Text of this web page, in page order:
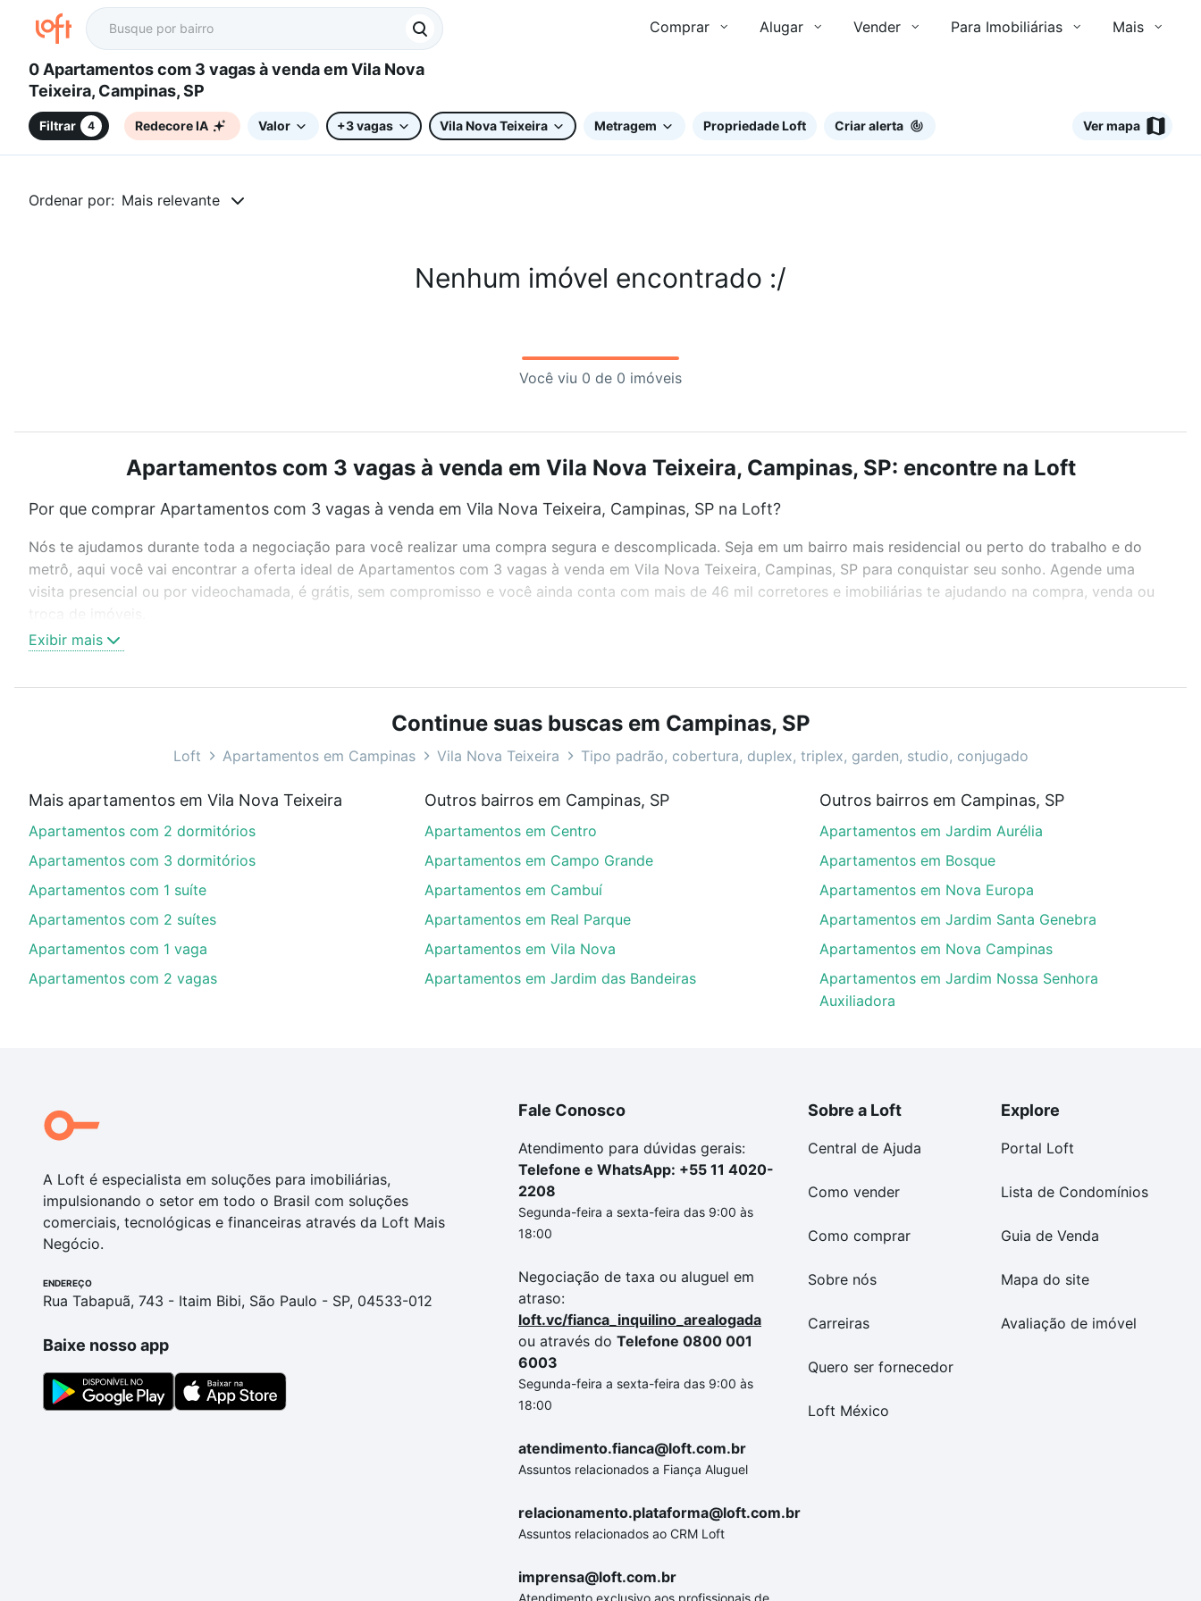
Comprar Alugar Vender Para Imobiliárias Mais
0 Apartamentos com 3 vagas à venda em Vila Nova
Teixeira, Campinas, SP
Filtrar 4 Redecore IA Valor +3 vagas Vila Nova Teixeira Metragem Propriedade Loft Criar alerta Ver mapa
Ordenar por: Mais relevante
Nenhum imóvel encontrado :/
Você viu 0 de 0 imóveis
Apartamentos com 3 vagas à venda em Vila Nova Teixeira, Campinas, SP: encontre na Loft
Por que comprar Apartamentos com 3 vagas à venda em Vila Nova Teixeira, Campinas, SP na Loft?
Nós te ajudamos durante toda a negociação para você realizar uma compra segura e descomplicada. Seja em um bairro mais residencial ou perto do trabalho e do
metrô, aqui você vai encontrar a oferta ideal de Apartamentos com 3 vagas à venda em Vila Nova Teixeira, Campinas, SP para conquistar seu sonho. Agende uma
visita presencial ou por videochamada, é grátis, sem compromisso e você ainda conta com mais de 46 mil corretores e imobiliárias te ajudando na compra, venda ou
Como escolher um imóvel?
Use barra de busca no topo para pesquisar por ruas, bairros e até condomínios favoritos. Você também pode usar os filtros como quantidade de quartos, suítes, com
ou sem vaga de garagem para combinar perfeitamente com o preço, metragem e comodidades, como piscina, academia, salão de festas ou área verde e encontrar
Apartamentos com 3 vagas à venda em Vila Nova Teixeira, Campinas, SP ideal para você na Loft.
Aqui na Loft temos a oferta ideal para você, com Apartamentos com 3 vagas à venda em Vila Nova Teixeira, Campinas, SP que custam a partir de R$ 0 e com nossas
opções de financiamento imobiliário as parcelas podem se adequar ao seu orçamento. Se ainda tem alguma dúvida dos custos envolvidos no processo de compra,
veja em nosso portal quanto custa comprar um apartamento e conte com a gente para comprar o imóvel dos seus sonhos com segurança e conforto. Loft, com você
Exibir mais
Continue suas buscas em Campinas, SP
Loft Apartamentos em Campinas Vila Nova Teixeira Tipo padrão, cobertura, duplex, triplex, garden, studio, conjugado
Mais apartamentos em Vila Nova Teixeira
Apartamentos com 2 dormitórios
Apartamentos com 3 dormitórios
Apartamentos com 1 suíte
Apartamentos com 2 suítes
Apartamentos com 1 vaga
Apartamentos com 2 vagas
Outros bairros em Campinas, SP
Apartamentos em Centro
Apartamentos em Campo Grande
Apartamentos em Cambuí
Apartamentos em Real Parque
Apartamentos em Vila Nova
Apartamentos em Jardim das Bandeiras
Outros bairros em Campinas, SP
Apartamentos em Jardim Aurélia
Apartamentos em Bosque
Apartamentos em Nova Europa
Apartamentos em Jardim Santa Genebra
Apartamentos em Nova Campinas
Apartamentos em Jardim Nossa Senhora
Auxiliadora
A Loft é especialista em soluções para imobiliárias,
impulsionando o setor em todo o Brasil com soluções
comerciais, tecnológicas e financeiras através da Loft Mais
Negócio.
ENDEREÇO
Rua Tabapuã, 743 - Itaim Bibi, São Paulo - SP, 04533-012
Baixe nosso app
Fale Conosco
Atendimento para dúvidas gerais:
Telefone e WhatsApp: +55 11 4020-
2208
Segunda-feira a sexta-feira das 9:00 às
18:00
Negociação de taxa ou aluguel em
atraso:
loft.vc/fianca_inquilino_arealogada
ou através do Telefone 0800 001
6003
Segunda-feira a sexta-feira das 9:00 às
18:00
atendimento.fianca@loft.com.br
Assuntos relacionados a Fiança Aluguel
relacionamento.plataforma@loft.com.br
Assuntos relacionados ao CRM Loft
imprensa@loft.com.br
Atendimento exclusivo aos profissionais de
Sobre a Loft
Central de Ajuda
Como vender
Como comprar
Sobre nós
Carreiras
Quero ser fornecedor
Loft México
Explore
Portal Loft
Lista de Condomínios
Guia de Venda
Mapa do site
Avaliação de imóvel